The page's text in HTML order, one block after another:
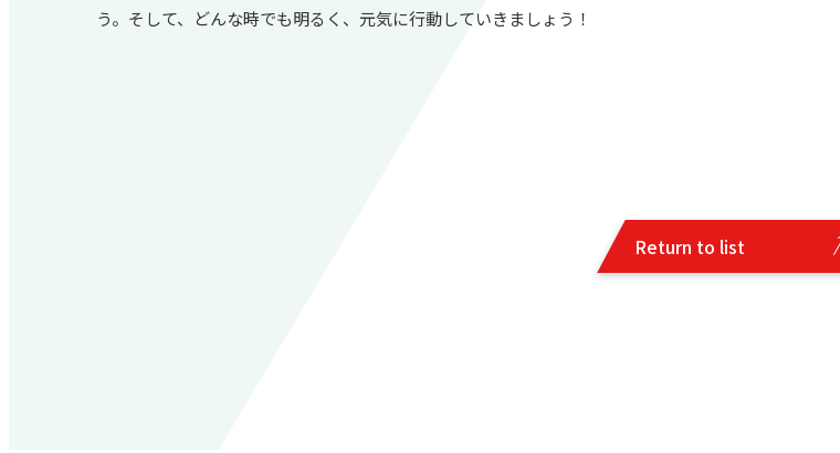
う。そして、どんな時でも明るく、元気に行動していきましょう！
Return to list
Return to list